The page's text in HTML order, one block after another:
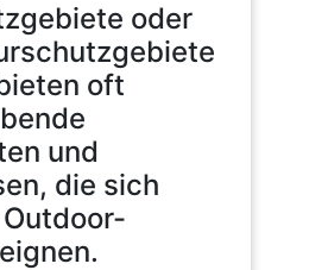
oder
oft
und
die sich